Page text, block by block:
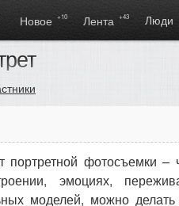
Новое +10 Лента +43 Люди
портретной фотосъемки
эмоциях,
моделей, можно